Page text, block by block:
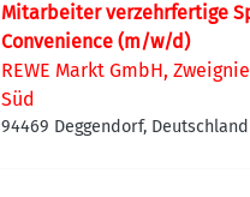
Mitarbeiter verzehrfertige
Convenience (m/w/d)
REWE Markt GmbH,
Süd
94469 Deggendorf, Deutschland